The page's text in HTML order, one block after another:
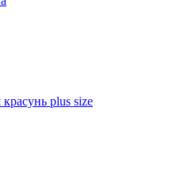
plus size